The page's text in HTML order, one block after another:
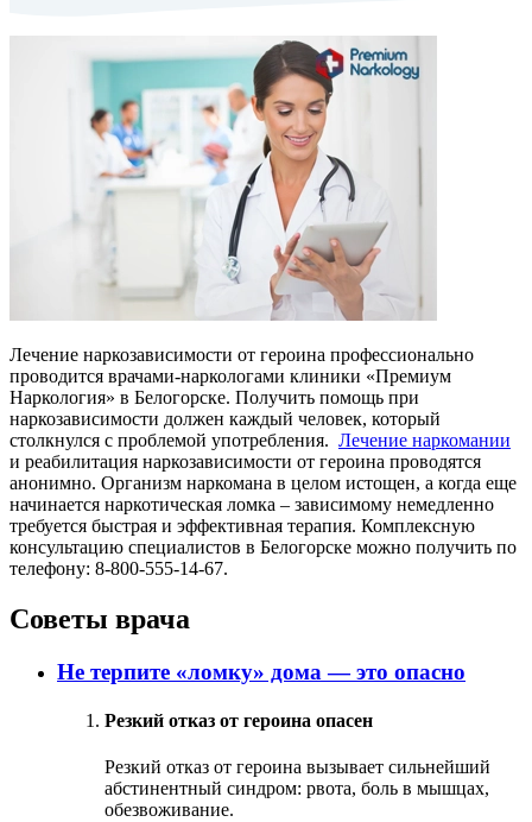
Лечение наркозависимости от героина профессионально
проводится врачами-наркологами клиники «Премиум
Наркология» в Белогорске. Получить помощь при
наркозависимости должен каждый человек, который
столкнулся с проблемой употребления. Лечение наркомании
и реабилитация наркозависимости от героина проводятся
анонимно. Организм наркомана в целом истощен, а когда еще
начинается наркотическая ломка – зависимому немедленно
требуется быстрая и эффективная терапия. Комплексную
консультацию специалистов в Белогорске можно получить по
телефону: 8-800-555-14-67.
Советы врача
Не терпите «ломку» дома — это опасно
Резкий отказ от героина опасен
Резкий отказ от героина вызывает сильнейший
абстинентный синдром: рвота, боль в мышцах,
обезвоживание.